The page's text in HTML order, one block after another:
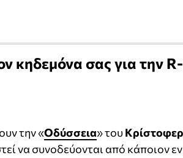
κηδεμόνα σας για την
την «Οδύσσεια» του
να συνοδεύονται από κάποιον